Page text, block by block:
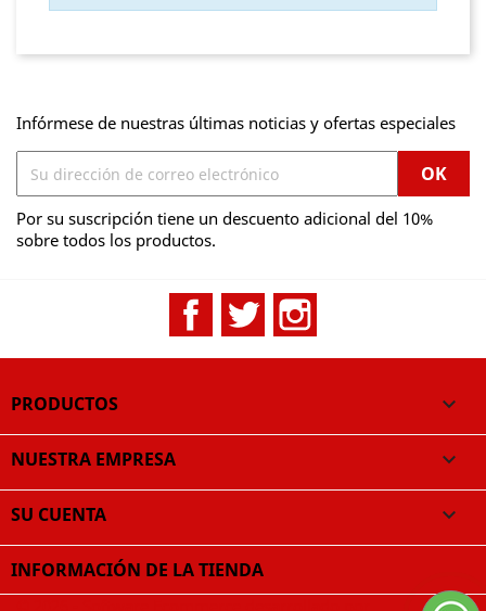
Infórmese de nuestras últimas noticias y ofertas especiales
Por su suscripción tiene un descuento adicional del 10%
sobre todos los productos.
FacebookTwitter
PRODUCTOS 
NUESTRA EMPRESA 
SU CUENTA 
INFORMACIÓN DE LA TIENDA